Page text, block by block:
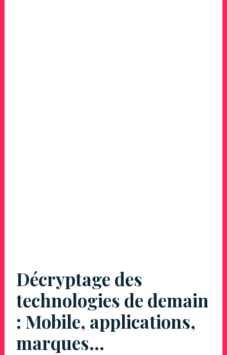
Décryptage des
technologies de demain
: Mobile, applications,
marques…